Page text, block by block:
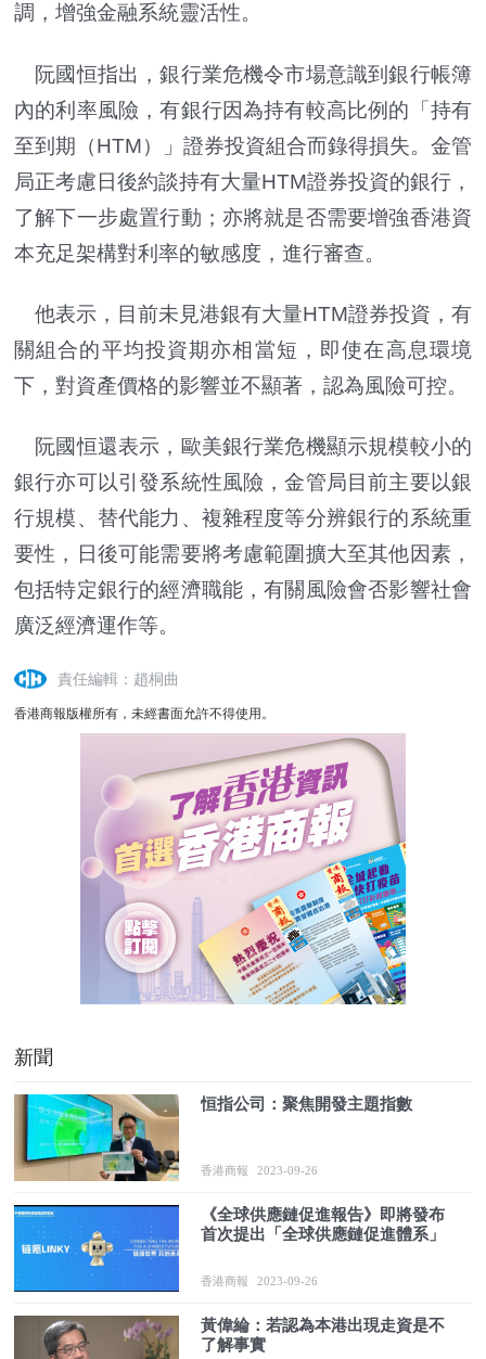
調，增強金融系統靈活性。
阮國恒指出，銀行業危機令市場意識到銀行帳簿
內的利率風險，有銀行因為持有較高比例的「持有
至到期（HTM）」證券投資組合而錄得損失。金管
局正考慮日後約談持有大量HTM證券投資的銀行，
了解下一步處置行動；亦將就是否需要增強香港資
本充足架構對利率的敏感度，進行審查。
他表示，目前未見港銀有大量HTM證券投資，有
關組合的平均投資期亦相當短，即使在高息環境
下，對資產價格的影響並不顯著，認為風險可控。
阮國恒還表示，歐美銀行業危機顯示規模較小的
銀行亦可以引發系統性風險，金管局目前主要以銀
行規模、替代能力、複雜程度等分辨銀行的系統重
要性，日後可能需要將考慮範圍擴大至其他因素，
包括特定銀行的經濟職能，有關風險會否影響社會
廣泛經濟運作等。
責任編輯：趙桐曲
香港商報版權所有，未經書面允許不得使用。
新聞
恒指公司：聚焦開發主題指數
香港商報 2023-09-26
《全球供應鏈促進報告》即將發布
首次提出「全球供應鏈促進體系」
香港商報 2023-09-26
黃偉綸：若認為本港出現走資是不
了解事實